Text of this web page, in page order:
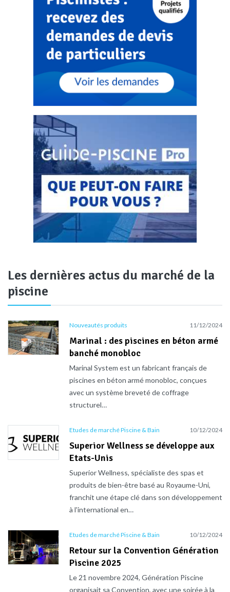
Les dernières actus du marché de la
piscine
Nouveautés produits 11/12/2024
Marinal : des piscines en béton armé
banché monobloc
Marinal System est un fabricant français de
piscines en béton armé monobloc, conçues
avec un système breveté de coffrage
structurel…
Etudes de marché Piscine & Bain 10/12/2024
Superior Wellness se développe aux
Etats-Unis
Superior Wellness, spécialiste des spas et
produits de bien-être basé au Royaume-Uni,
franchit une étape clé dans son développement
à l'international en…
Etudes de marché Piscine & Bain 10/12/2024
Retour sur la Convention Génération
Piscine 2025
Le 21 novembre 2024, Génération Piscine
organisait sa Convention, avec une soirée à la